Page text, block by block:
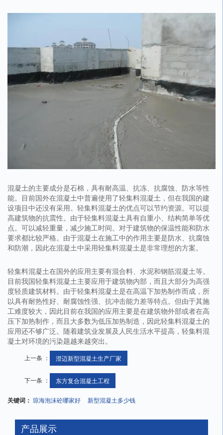
混凝土的主要成分是石棉，具有耐高温、抗冻、抗腐蚀、防水等性
能。目前国外在混凝土中普遍使用了轻集料混凝土，但在我国的建
设项目中还没有采用。轻集料混凝土的优点可以节约资源。可以提
高建筑物的抗震性。由于轻集料混凝土具有自重小、结构简单等优
点。可以减轻重量，减少施工时间。对于建筑物的保温性能和防水
要求都比较严格。由于混凝土在施工中的作用主要是防水、抗腐蚀
和防潮，因此在混凝土中采用轻集料混凝土是非常理想的方案。
轻集料混凝土在国外的应用主要有混合料、水泥和钢筋混凝土等。
目前我国轻集料混凝土主要应用于建筑物内部，而且大部分为高强
度轻质建筑材料。由于轻集料混凝土是在高温下加热制作而成，所
以具有耐热性好、耐腐蚀性强、抗冲击能力差等特点。但由于其施
工难度较大，因此目前在我国的应用主要是在建筑物外部或者在高
压下加热制作，而且大多数为低压加热制造，因此轻集料混凝土的
应用还不够广泛。随着建筑业发展及人民生活水平提高，轻集料混
凝土对环境的污染题越来越突出。
上一条 ： 澄迈新型混凝土生产厂家
下一条 ： 东方复合混凝土工程
关键词： 琼海泡沫砼哪家好 新型混凝土多少钱
产品展示